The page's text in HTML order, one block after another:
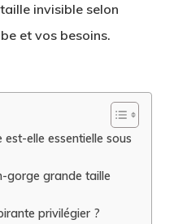
invisible selon
et vos besoins.
elle essentielle sous
gorge grande taille
privilégier ?